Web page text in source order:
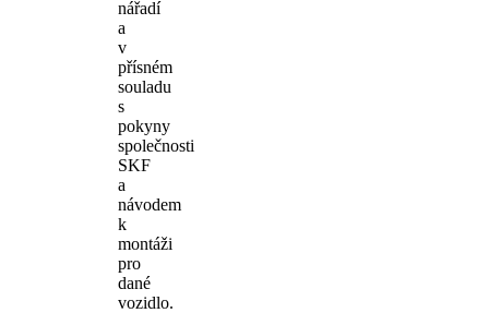
nářadí
a
v
přísném
souladu
s
pokyny
společnosti
SKF
a
návodem
k
montáži
pro
dané
vozidlo.